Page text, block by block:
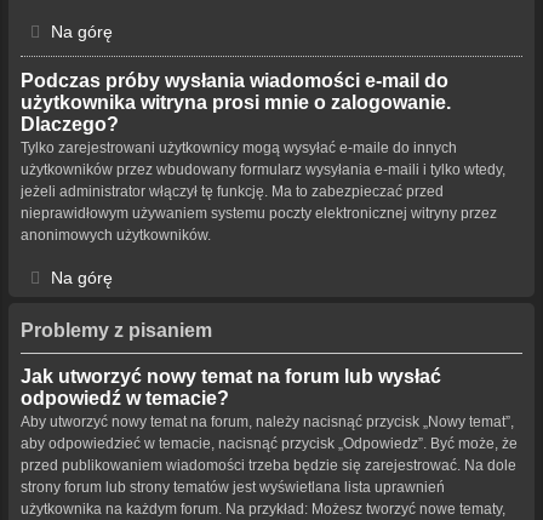
Na górę
Podczas próby wysłania wiadomości e-mail do
użytkownika witryna prosi mnie o zalogowanie.
Dlaczego?
Tylko zarejestrowani użytkownicy mogą wysyłać e-maile do innych
użytkowników przez wbudowany formularz wysyłania e-maili i tylko wtedy,
jeżeli administrator włączył tę funkcję. Ma to zabezpieczać przed
nieprawidłowym używaniem systemu poczty elektronicznej witryny przez
anonimowych użytkowników.
Na górę
Problemy z pisaniem
Jak utworzyć nowy temat na forum lub wysłać
odpowiedź w temacie?
Aby utworzyć nowy temat na forum, należy nacisnąć przycisk „Nowy temat”,
aby odpowiedzieć w temacie, nacisnąć przycisk „Odpowiedz”. Być może, że
przed publikowaniem wiadomości trzeba będzie się zarejestrować. Na dole
strony forum lub strony tematów jest wyświetlana lista uprawnień
użytkownika na każdym forum. Na przykład: Możesz tworzyć nowe tematy,